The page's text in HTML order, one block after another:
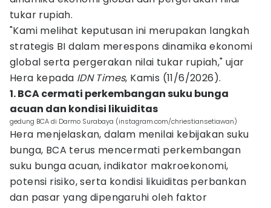
tukar rupiah.
"Kami melihat keputusan ini merupakan langkah
strategis BI dalam merespons dinamika ekonomi
global serta pergerakan nilai tukar rupiah," ujar
Hera kepada IDN Times, Kamis (11/6/2026).
1. BCA cermati perkembangan suku bunga
acuan dan kondisi likuiditas
gedung BCA di Darmo Surabaya (instagram.com/chriestiansetiawan)
Hera menjelaskan, dalam menilai kebijakan suku
bunga, BCA terus mencermati perkembangan
suku bunga acuan, indikator makroekonomi,
potensi risiko, serta kondisi likuiditas perbankan
dan pasar yang dipengaruhi oleh faktor